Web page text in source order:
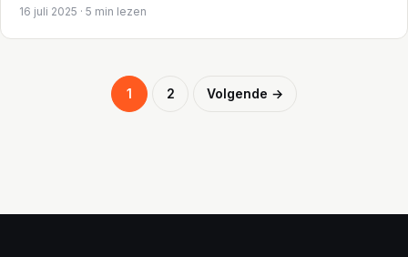
16 juli 2025 · 5 min lezen
Berichten
1 2 Volgende →